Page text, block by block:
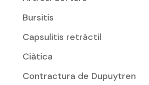
Bursitis
Capsulitis retráctil
Ciàtica
Contractura de Dupuytren